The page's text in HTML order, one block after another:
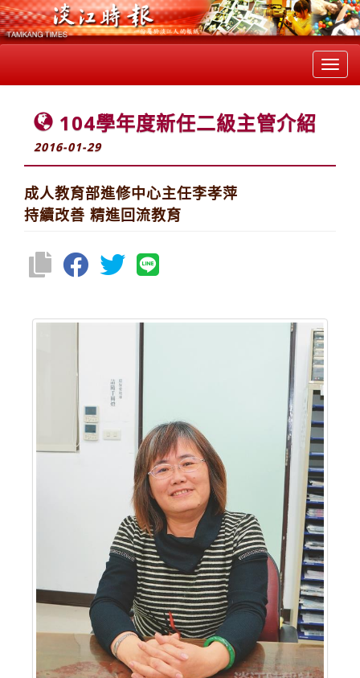
104學年度新任二級主管介紹
2016-01-29
成人教育部進修中心主任李孝萍
持續改善 精進回流教育